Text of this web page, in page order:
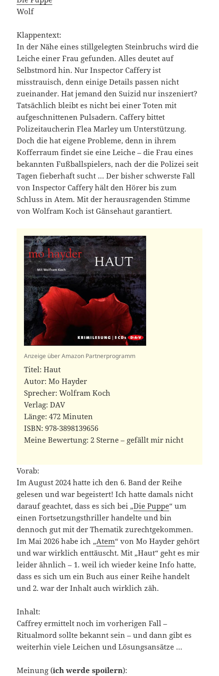
Wolf
Klappentext:
In der Nähe eines stillgelegten Steinbruchs wird die
Leiche einer Frau gefunden. Alles deutet auf
Selbstmord hin. Nur Inspector Caffery ist
misstrauisch, denn einige Details passen nicht
zueinander. Hat jemand den Suizid nur inszeniert?
Tatsächlich bleibt es nicht bei einer Toten mit
aufgeschnittenen Pulsadern. Caffery bittet
Polizeitaucherin Flea Marley um Unterstützung.
Doch die hat eigene Probleme, denn in ihrem
Kofferraum findet sie eine Leiche – die Frau eines
bekannten Fußballspielers, nach der die Polizei seit
Tagen fieberhaft sucht … Der bisher schwerste Fall
von Inspector Caffery hält den Hörer bis zum
Schluss in Atem. Mit der herausragenden Stimme
von Wolfram Koch ist Gänsehaut garantiert.
Anzeige über Amazon Partnerprogramm
Titel: Haut
Autor: Mo Hayder
Sprecher: Wolfram Koch
Verlag: DAV
Länge: 472 Minuten
ISBN:‎ 978-3898139656 ‎
Meine Bewertung: 2 Sterne – gefällt mir nicht
Vorab:
Im August 2024 hatte ich den 6. Band der Reihe
gelesen und war begeistert! Ich hatte damals nicht
darauf geachtet, dass es sich bei „Die Puppe“ um
einen Fortsetzungsthriller handelte und bin
dennoch gut mit der Thematik zurechtgekommen.
Im Mai 2026 habe ich „Atem“ von Mo Hayder gehört
und war wirklich enttäuscht. Mit „Haut“ geht es mir
leider ähnlich – 1. weil ich wieder keine Info hatte,
dass es sich um ein Buch aus einer Reihe handelt
und 2. war der Inhalt auch wirklich zäh.
Inhalt:
Caffrey ermittelt noch im vorherigen Fall –
Ritualmord sollte bekannt sein – und dann gibt es
weiterhin viele Leichen und Lösungsansätze …
Meinung (ich werde spoilern):